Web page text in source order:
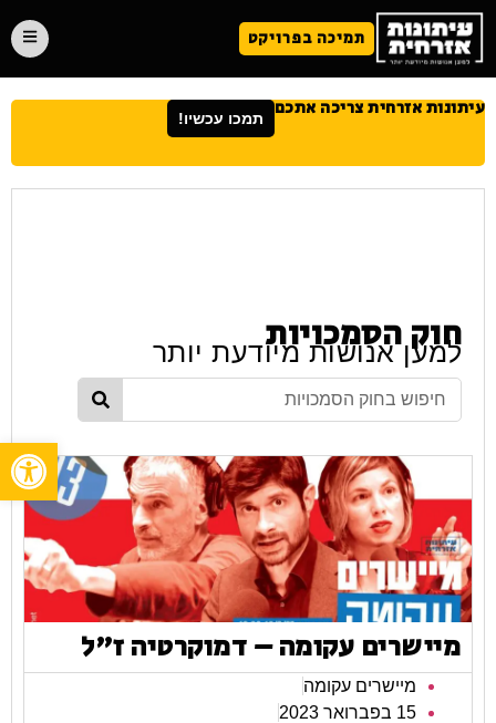
תמיכה בפרויקט
עיתונות אזרחית צריכה אתכם תמכו עכשיו!
חוק הסמכויות
למען אנושות מיודעת יותר
מיישרים עקומה – דמוקרטיה ז"ל
מיישרים עקומה
15 בפברואר 2023